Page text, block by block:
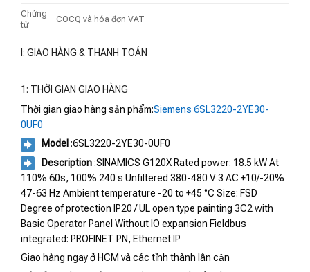
Chứng
từ
COCQ và hóa đơn VAT
I: GIAO HÀNG & THANH TOÁN
1: THỜI GIAN GIAO HÀNG
Thời gian giao hàng sản phẩm:Siemens 6SL3220-2YE30-
0UF0
Model :6SL3220-2YE30-0UF0
Description:SINAMICS G120X Rated power: 18.5 kW At
110% 60s, 100% 240 s Unfiltered 380-480 V 3 AC +10/-20%
47-63 Hz Ambient temperature -20 to +45 °C Size: FSD
Degree of protection IP20 / UL open type painting 3C2 with
Basic Operator Panel Without IO expansion Fieldbus
integrated: PROFINET PN, Ethernet IP
Giao hàng ngay ở HCM và các tỉnh thành lân cận